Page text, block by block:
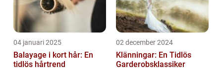
04 januari 2025
Balayage i kort hår: En
tidlös hårtrend
02 december 2024
Klänningar: En Tidlös
Garderobsklassiker